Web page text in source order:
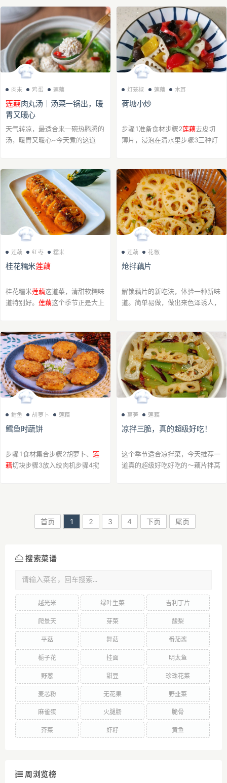
肉末 鸡蛋 莲藕
莲藕肉丸汤｜汤菜一锅出，暖
胃又暖心
天气转凉，最适合来一碗热腾腾的
汤，暖胃又暖心~今天煮的这道
莲藕和肉丸丢进锅里那么随
意，而是把莲藕剁碎...
灯笼椒 莲藕 木耳
荷塘小炒
步骤1准备食材步骤2莲藕去皮切
薄片，浸泡在清水里步骤3三种灯
后煮个10分钟步骤5然后放入黑木
耳和椒，煮熟后淋上...
莲藕 红枣 糯米
桂花糯米莲藕
桂花糯米莲藕这道菜，清甜软糯味
道特别好。 莲藕这个季节正是大上
骤1备好食材步骤2糯米提前泡3小
时藕切一头把糯米...
莲藕 花椒
炝拌藕片
解锁藕片的新吃法，体验一种新味
道。简单易做，做出来色泽诱人，
净，浸泡一下，水清就可以。切大
蒜，葱末备用。步...
鳕鱼 胡萝卜 莲藕
鳕鱼时蔬饼
步骤1食材集合步骤2胡萝卜、 莲
藕切块步骤3放入绞肉机步骤4搅
莴笋 莲藕
凉拌三脆，真的超级好吃！
这个季节适合凉拌菜，今天推荐一
道真的超级好吃好吃的～藕片拌莴
首页 1 2 3 4 下页 尾页
搜索菜谱
越光米 绿叶生菜 吉利丁片
爬景天 芽菜 酸梨
平菇 舞菇 番茄酱
栀子花 挂面 明太鱼
野葱 甜豆 珍珠花菜
麦芯粉 无花果 野韭菜
麻雀蛋 火腿肠 脆骨
芥菜 虾籽 黄鱼
周浏览榜